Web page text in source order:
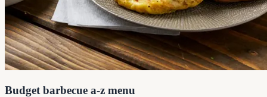
Budget barbecue a-z menu